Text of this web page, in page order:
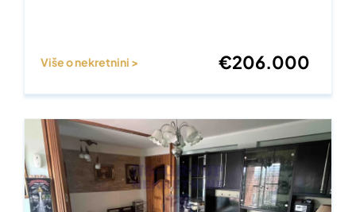
Više o nekretnini > €206.000